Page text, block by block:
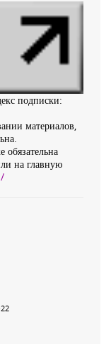
подписки:
материалов,
на главную